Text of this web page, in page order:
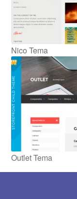
Nico Tema
Outlet Tema